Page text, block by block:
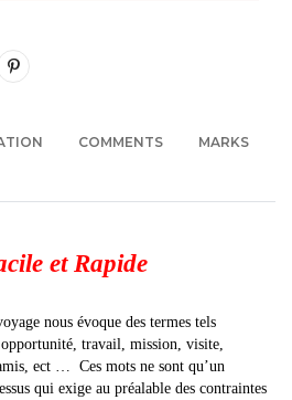
COMMENTS MARKS
et Rapide
nous évoque des termes tels
travail, mission, visite,
ect … Ces mots ne sont qu’un
qui exige au préalable des contraintes